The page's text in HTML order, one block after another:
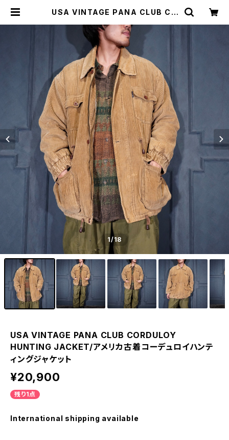
USA VINTAGE PANA CLUB CO
メリカ古着コーデュロイハンティング
ジャケット | Titti Vintage
1/18
USA VINTAGE PANA CLUB CORDULOY
HUNTING JACKET/アメリカ古着コーデュロイハンテ
ィングジャケット
¥20,900
残り1点
International shipping available